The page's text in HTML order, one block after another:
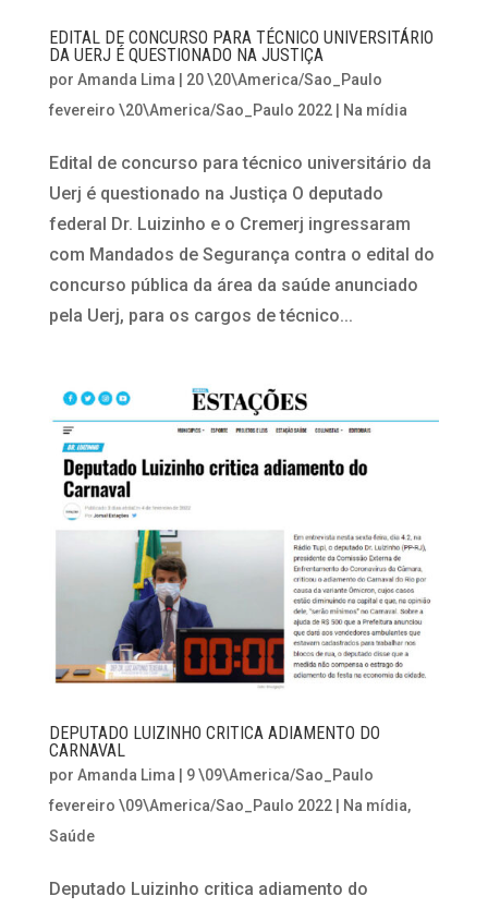
EDITAL DE CONCURSO PARA TÉCNICO UNIVERSITÁRIO
DA UERJ É QUESTIONADO NA JUSTIÇA
por Amanda Lima
20 \20\America/Sao_Paulo
fevereiro \20\America/Sao_Paulo 2022| Na mídia
Edital de concurso para técnico universitário da
Uerj é questionado na Justiça O deputado
federal Dr. Luizinho e o Cremerj ingressaram
com Mandados de Segurança contra o edital do
concurso pública da área da saúde anunciado
pela Uerj, para os cargos de técnico...
DEPUTADO LUIZINHO CRITICA ADIAMENTO DO
CARNAVAL
por Amanda Lima
9 \09\America/Sao_Paulo
fevereiro \09\America/Sao_Paulo 2022| Na mídia,
Saúde
Deputado Luizinho critica adiamento do